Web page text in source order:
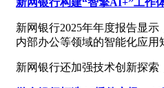
新网银行构建“智擎AI+”工作
新网银行2025年年度报告显
内部办公等领域的智能化应用
新网银行还加强技术创新探索